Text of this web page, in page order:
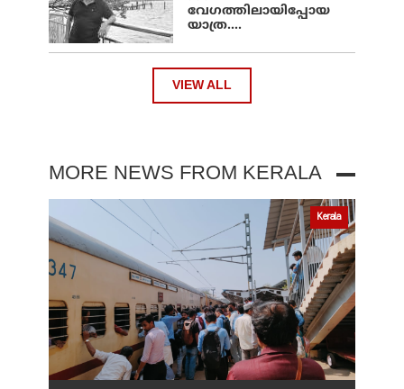
വേഗത്തിലായിപ്പോയ
യാത്ര....
VIEW ALL
MORE NEWS FROM KERALA
Kerala